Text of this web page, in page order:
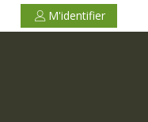
M'identifier